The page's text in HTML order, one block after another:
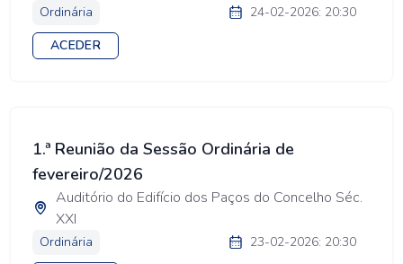
Ordinária
24-02-2026: 20:30
ACEDER
1.ª Reunião da Sessão Ordinária de
fevereiro/2026
Auditório do Edifício dos Paços do Concelho Séc.
XXI
Ordinária 23-02-2026: 20:30